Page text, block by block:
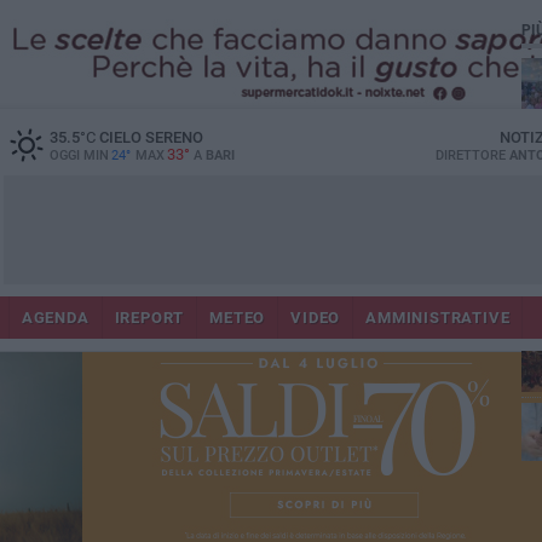
35.5°CCIELO SERENO
OGGI MIN 24° MAX 33° A BARI DIRETTORE
AGENDA IREPORT METEO VIDEO AMMINISTRATIVE